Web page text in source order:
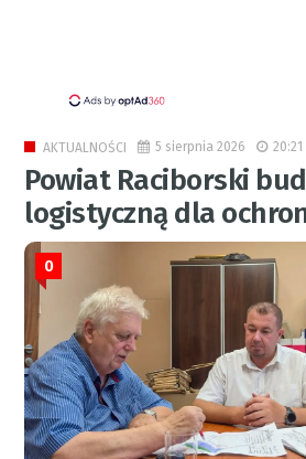
AKTUALNOŚCI 5 sierpnia 2026 20:21
Powiat Raciborski
logistyczną dla
0